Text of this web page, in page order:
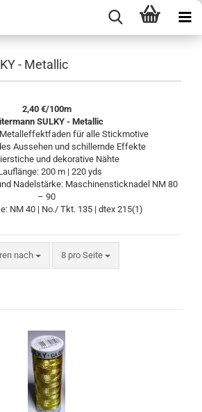
- Metallic
2,40 €/100m
SULKY - Metallic
Metalleffektfaden für alle Stickmotive
Aussehen und schillernde Effekte
und dekorative Nähte
200 m | 220 yds
Nadelstärke: Maschinensticknadel NM 80
– 90
NM 40 | No./ Tkt. 135 | dtex 215(1)
nach
nach 8 pro Seite
pro Seite